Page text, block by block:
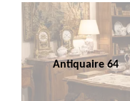
Antiquaire 64